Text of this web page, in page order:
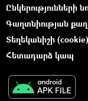
Ընկերությունների
Գաղտնիության
Տեղեկանիշի
Հետադարձ կապ